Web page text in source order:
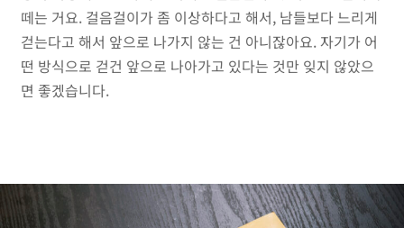
떼는 거요. 걸음걸이가 좀 이상하다고 해서, 남들보다 느리게
걷는다고 해서 앞으로 나가지 않는 건 아니잖아요. 자기가 어
떤 방식으로 걷건 앞으로 나아가고 있다는 것만 잊지 않았으
면 좋겠습니다.